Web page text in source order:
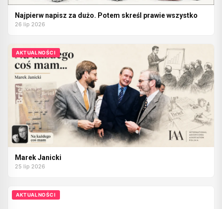
Najpierw napisz za dużo. Potem skreśl prawie wszystko
26 lip 2026
AKTUALNOŚCI
Marek Janicki
25 lip 2026
AKTUALNOŚCI